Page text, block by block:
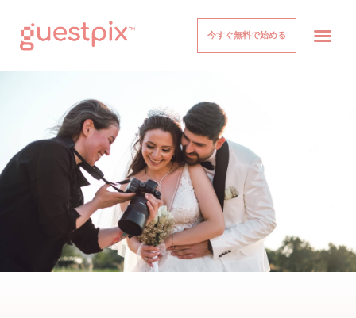
今すぐ無料で始める